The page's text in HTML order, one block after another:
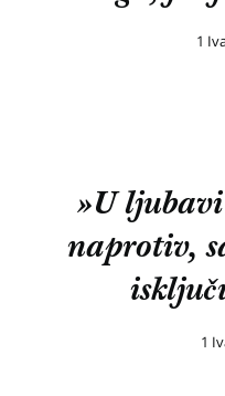
1
»U
naprotiv,
1